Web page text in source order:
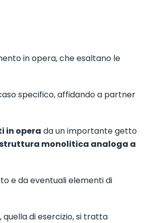
in opera, che esaltano le
specifico, affidando a partner
in opera da un importante getto
monolitica analoga a
e da eventuali elementi di
quella di esercizio, si tratta